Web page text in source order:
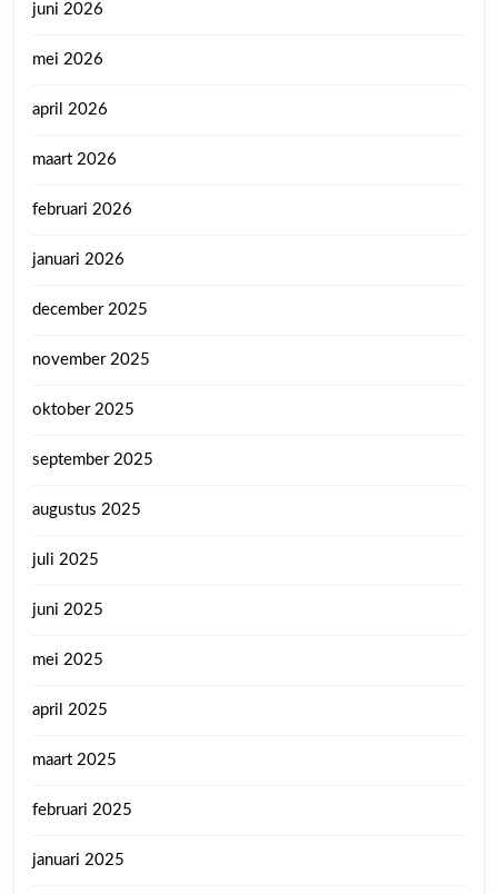
juni 2026
mei 2026
april 2026
maart 2026
februari 2026
januari 2026
december 2025
november 2025
oktober 2025
september 2025
augustus 2025
juli 2025
juni 2025
mei 2025
april 2025
maart 2025
februari 2025
januari 2025